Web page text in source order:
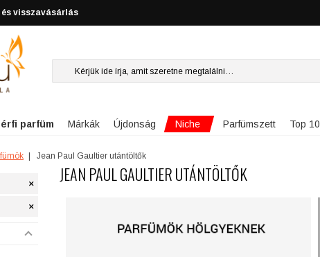
és visszavásárlás
parfüm Márkák Újdonság Niche Parfümszett Top 10
Jean Paul Gaultier utántöltők
×
×
JEAN PAUL GAULTIER UTÁNTÖLTŐK